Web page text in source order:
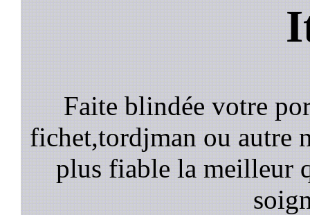
Faite blindée votre
fichet,tordjman ou autre
plus fiable la meilleur